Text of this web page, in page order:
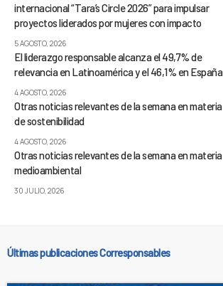
internacional “Tara’s Circle 2026” para impulsar
proyectos liderados por mujeres con impacto
5 AGOSTO, 2026
El liderazgo responsable alcanza el 49,7% de
relevancia en Latinoamérica y el 46,1% en España
4 AGOSTO, 2026
Otras noticias relevantes de la semana en materia
de sostenibilidad
4 AGOSTO, 2026
Otras noticias relevantes de la semana en materia
medioambiental
30 JULIO, 2026
Últimas publicaciones Corresponsables